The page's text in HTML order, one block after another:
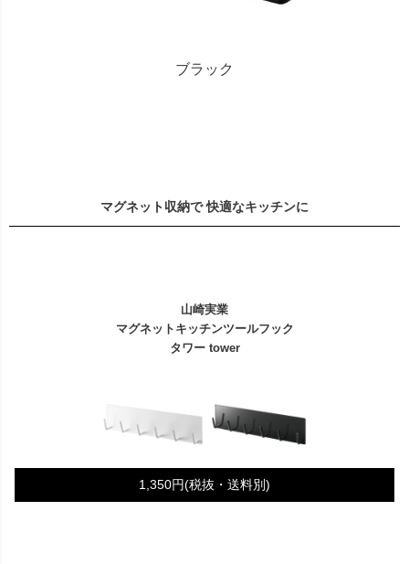
ブラック
マグネット収納で 快適なキッチンに
山崎実業
マグネットキッチンツールフック
タワー tower
1,350円(税抜・送料別)